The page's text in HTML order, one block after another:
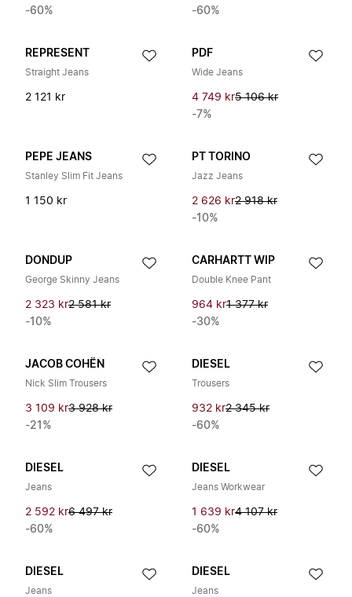
-60%
-60%
REPRESENT
Straight Jeans
2 121 kr
PDF
Wide Jeans
4 749 kr5 106 kr
-7%
PEPE JEANS
Stanley Slim Fit Jeans
1 150 kr
PT TORINO
Jazz Jeans
2 626 kr2 918 kr
-10%
DONDUP
George Skinny Jeans
2 323 kr2 581 kr
-10%
CARHARTT WIP
Double Knee Pant
964 kr1 377 kr
-30%
JACOB COHËN
Nick Slim Trousers
3 109 kr3 928 kr
-21%
DIESEL
Trousers
932 kr2 345 kr
-60%
DIESEL
Jeans
2 592 kr6 497 kr
-60%
DIESEL
Jeans Workwear
1 639 kr4 107 kr
-60%
DIESEL
Jeans
DIESEL
Jeans